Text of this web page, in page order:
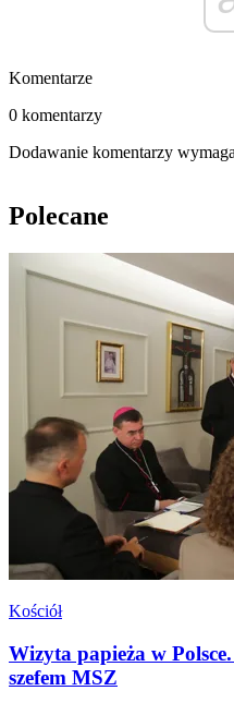
Komentarze
0 komentarzy
Dodawanie komentarzy
Polecane
Kościół
Wizyta papieża w
szefem MSZ